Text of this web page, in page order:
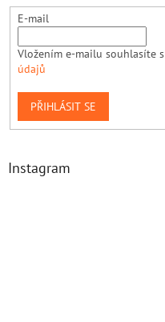
E-mail
Vložením e-mailu souhlasíte s
údajů
PŘIHLÁSIT SE
Instagram